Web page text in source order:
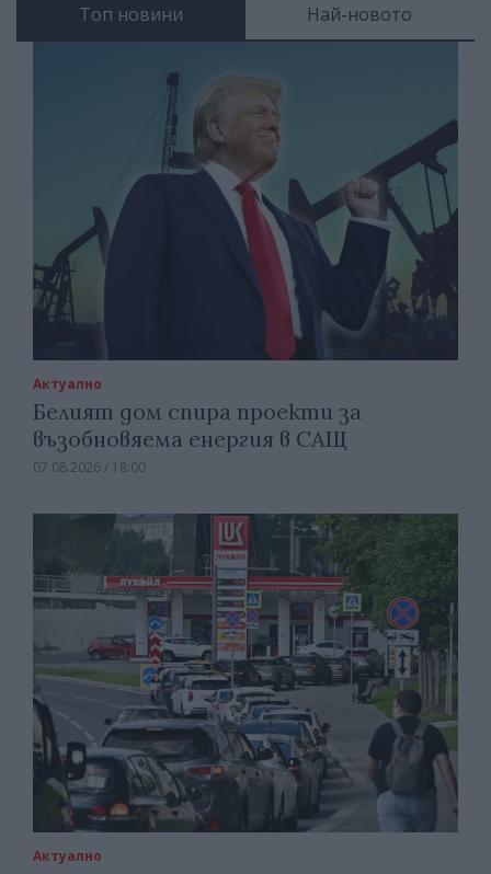
Топ новини Най-новото
Актуално
Белият дом спира проекти за
възобновяема енергия в САЩ
07.08.2026 / 18:00
Актуално